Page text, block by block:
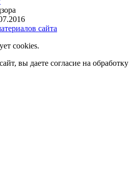
сайта
cookies.
вы даете согласие на обработку